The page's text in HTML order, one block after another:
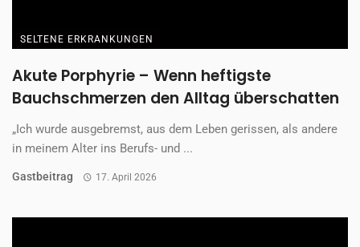
SELTENE ERKRANKUNGEN
Akute Porphyrie – Wenn heftigste
Bauchschmerzen den Alltag überschatten
„Ich wurde ausgebremst, aus dem Leben gerissen, als andere
in meinem Alter ins Berufs- und ...
Gastbeitrag 17. April 2026